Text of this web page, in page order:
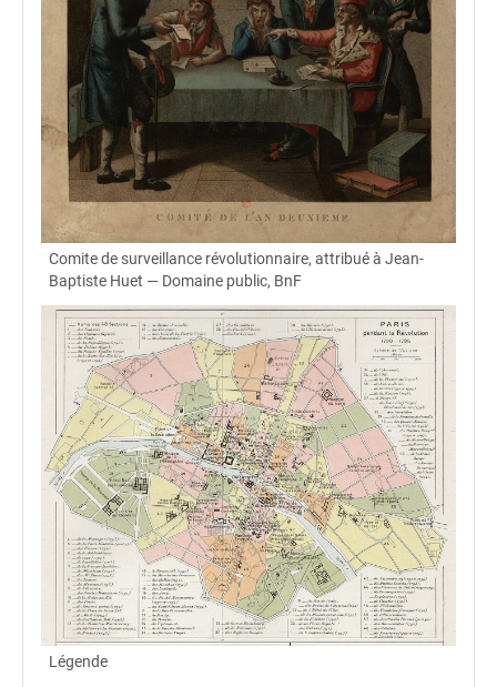
Comite de surveillance révolutionnaire, attribué à Jean-
Baptiste Huet — Domaine public, BnF
Légende